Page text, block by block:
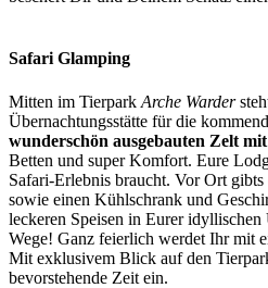
Safari Glamping
Mitten im Tierpark Arche Warder
Übernachtungsstätte für die
wunderschön ausgebauten Zelt
Betten und super Komfort. Eure
Safari-Erlebnis braucht. Vor Ort
sowie einen Kühlschrank und
leckeren Speisen in Eurer
Wege! Ganz feierlich werdet Ihr mit
Mit exklusivem Blick auf den
bevorstehende Zeit ein.